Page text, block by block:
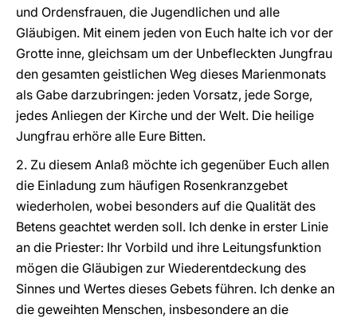
und Ordensfrauen, die Jugendlichen und alle
Gläubigen. Mit einem jeden von Euch halte ich vor der
Grotte inne, gleichsam um der Unbefleckten Jungfrau
den gesamten geistlichen Weg dieses Marienmonats
als Gabe darzubringen: jeden Vorsatz, jede Sorge,
jedes Anliegen der Kirche und der Welt. Die heilige
Jungfrau erhöre alle Eure Bitten.
2. Zu diesem Anlaß möchte ich gegenüber Euch allen
die Einladung zum häufigen Rosenkranzgebet
wiederholen, wobei besonders auf die Qualität des
Betens geachtet werden soll. Ich denke in erster Linie
an die Priester: Ihr Vorbild und ihre Leitungsfunktion
mögen die Gläubigen zur Wiederentdeckung des
Sinnes und Wertes dieses Gebets führen. Ich denke an
die geweihten Menschen, insbesondere an die